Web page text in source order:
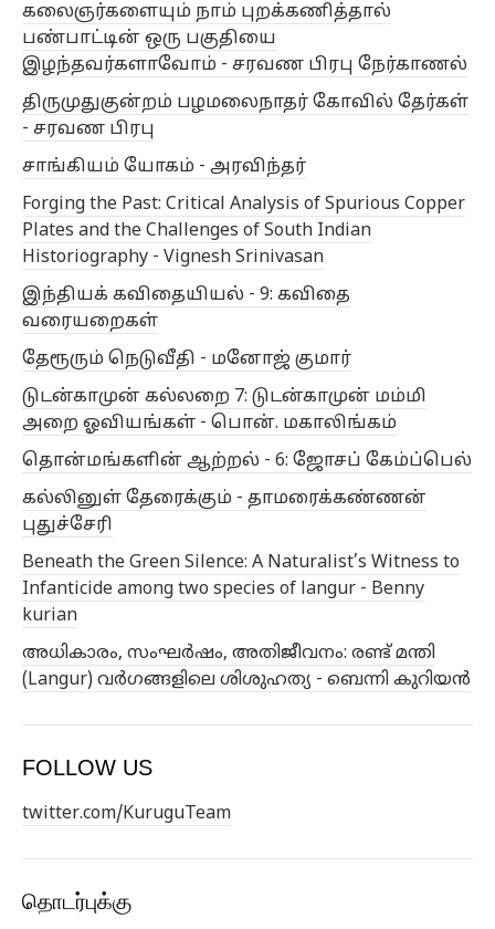
கலைஞர்களையும் நாம் புறக்கணித்தால்
பண்பாட்டின் ஒரு பகுதியை
இழந்தவர்களாவோம் - சரவண பிரபு நேர்காணல்
திருமுதுகுன்றம் பழமலைநாதர் கோவில் தேர்கள்
- சரவண பிரபு
சாங்கியம் யோகம் - அரவிந்தர்
Forging the Past: Critical Analysis of Spurious Copper
Plates and the Challenges of South Indian
Historiography - Vignesh Srinivasan
இந்தியக் கவிதையியல் - 9: கவிதை
வரையறைகள்
தேரூரும் நெடுவீதி - மனோஜ் குமார்
டுடன்காமுன் கல்லறை 7: டுடன்காமுன் மம்மி
அறை ஓவியங்கள் - பொன். மகாலிங்கம்
தொன்மங்களின் ஆற்றல் - 6: ஜோசப் கேம்ப்பெல்
கல்லினுள் தேரைக்கும் - தாமரைக்கண்ணன்
புதுச்சேரி
Beneath the Green Silence: A Naturalist’s Witness to
Infanticide among two species of langur - Benny
kurian
അധികാരം, സംഘർഷം, അതിജീവനം: രണ്ട് മന്തി
(Langur) വർഗങ്ങളിലെ ശിശുഹത്യ - ബെന്നി കുറിയൻ
FOLLOW US
twitter.com/KuruguTeam
தொடர்புக்கு